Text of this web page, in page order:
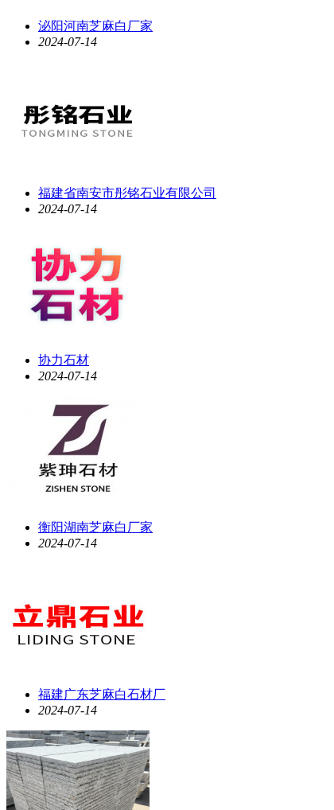
泌阳河南芝麻白厂家
2024-07-14
福建省南安市彤铭石业有限公司
2024-07-14
协力石材
2024-07-14
衡阳湖南芝麻白厂家
2024-07-14
​福建广东芝麻白石材厂
2024-07-14